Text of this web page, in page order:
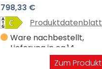
798,33 €
Produktdatenblatt
Ware nachbestellt,
Lieferung in ca.14
WerktagenZum Produkt